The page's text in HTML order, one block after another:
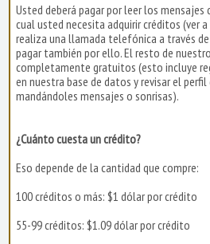
Usted deberá pagar por leer los
cual usted necesita adquirir créditos (ver
realiza una llamada telefónica a través
pagar también por ello. El resto de
completamente gratuitos (esto incluye
en nuestra base de datos y revisar el
mandándoles mensajes o sonrisas).
¿Cuánto cuesta un crédito?
Eso depende de la cantidad que compre:
100 créditos o más: $1 dólar por crédito
55-99 créditos: $1.09 dólar por crédito